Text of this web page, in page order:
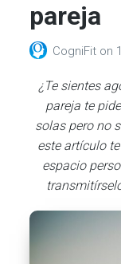
pareja
CogniFit on
¿Te sientes
pareja te
solas pero no
este artículo
espacio